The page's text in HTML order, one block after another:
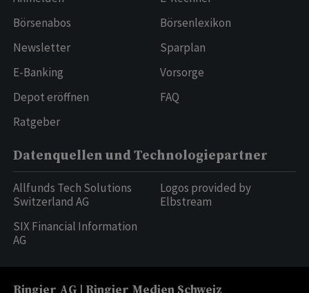
Börsenabos
Newsletter
E-Banking
Depot eröffnen
Ratgeber
Börsenlexikon
Sparplan
Vorsorge
FAQ
Datenquellen und Technologiepartner
Allfunds Tech Solutions
Switzerland AG
SIX Financial Information
AG
Logos provided by
Elbstream